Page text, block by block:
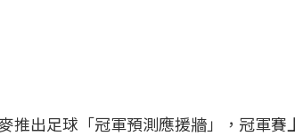
推出足球「冠軍預測應援牆」，冠軍